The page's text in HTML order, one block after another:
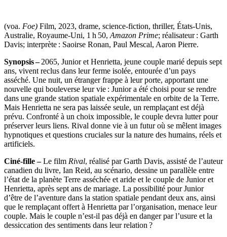
(voa. Foe) Film, 2023, drame, science-fiction, thriller, États-Unis,
Australie, Royaume-Uni, 1 h 50, Amazon Prime; réalisateur : Garth
Davis; interprète : Saoirse Ronan, Paul Mescal, Aaron Pierre.
Synopsis –2065, Junior et Henrietta, jeune couple marié depuis sept
ans, vivent reclus dans leur ferme isolée, entourée d’un pays
asséché. Une nuit, un étranger frappe à leur porte, apportant une
nouvelle qui bouleverse leur vie : Junior a été choisi pour se rendre
dans une grande station spatiale expérimentale en orbite de la Terre.
Mais Henrietta ne sera pas laissée seule, un remplaçant est déjà
prévu. Confronté à un choix impossible, le couple devra lutter pour
préserver leurs liens. Rival donne vie à un futur où se mêlent images
hypnotiques et questions cruciales sur la nature des humains, réels et
artificiels.
Ciné-fille –Le film Rival, réalisé par Garth Davis, assisté de l’auteur
canadien du livre, Ian Reid, au scénario, dessine un parallèle entre
l’état de la planète Terre asséchée et aride et le couple de Junior et
Henrietta, après sept ans de mariage. La possibilité pour Junior
d’être de l’aventure dans la station spatiale pendant deux ans, ainsi
que le remplaçant offert à Henrietta par l’organisation, menace leur
couple. Mais le couple n’est-il pas déjà en danger par l’usure et la
dessiccation des sentiments dans leur relation ?